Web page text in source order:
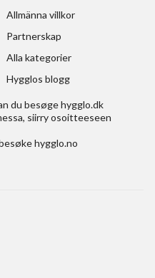
Allmänna villkor
Partnerskap
Alla kategorier
Hygglos blogg
du besøgehygglo.dk
, siirry osoitteeseen
hygglo.no